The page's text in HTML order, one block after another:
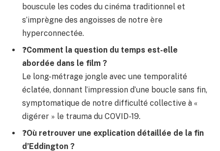
bouscule les codes du cinéma traditionnel et
s’imprègne des angoisses de notre ère
hyperconnectée.
❓Comment la question du temps est-elle
abordée dans le film ?
Le long-métrage jongle avec une temporalité
éclatée, donnant l’impression d’une boucle sans fin,
symptomatique de notre difficulté collective à «
digérer » le trauma du COVID-19.
❓Où retrouver une explication détaillée de la fin
d’Eddington ?